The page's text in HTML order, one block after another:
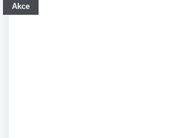
Akce